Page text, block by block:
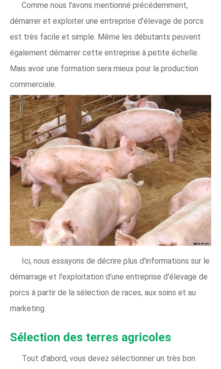
Comme nous l'avons mentionné précédemment,
démarrer et exploiter une entreprise d'élevage de porcs
est très facile et simple. Même les débutants peuvent
également démarrer cette entreprise à petite échelle.
Mais avoir une formation sera mieux pour la production
commerciale.
Ici, nous essayons de décrire plus d'informations sur le
démarrage et l'exploitation d'une entreprise d'élevage de
porcs à partir de la sélection de races, aux soins et au
marketing.
Sélection des terres agricoles
Tout d'abord, vous devez sélectionner un très bon